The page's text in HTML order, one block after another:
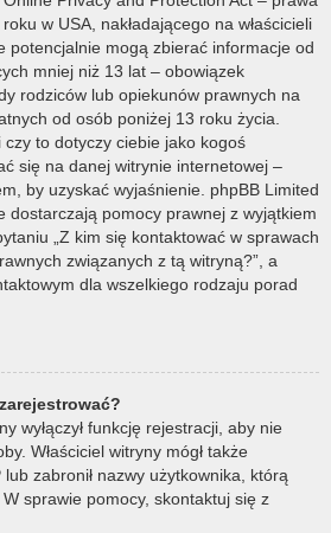
w USA, nakładającego na właścicieli
potencjalnie mogą zbierać informacje od
mniej niż 13 lat – obowiązek
rodziców lub opiekunów prawnych na
od osób poniżej 13 roku życia.
to dotyczy ciebie jako kogoś
się na danej witrynie internetowej –
by uzyskać wyjaśnienie. phpBB Limited
dostarczają pomocy prawnej z wyjątkiem
„Z kim się kontaktować w sprawach
związanych z tą witryną?”, a
dla wszelkiego rodzaju porad
wyłączył funkcję rejestracji, aby nie
Właściciel witryny mógł także
zabronił nazwy użytkownika, którą
sprawie pomocy, skontaktuj się z